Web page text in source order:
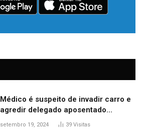
Médico é suspeito de invadir carro e
agredir delegado aposentado
durante confusão no trânsito
setembro 19, 2024 39 Visitas